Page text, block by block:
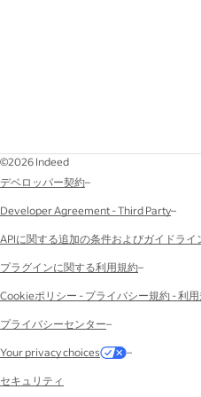
©2026 Indeed
デベロッパー契約–
Developer Agreement - Third Party–
APIに関する追加の条件およびガイドライ
プラグインに関する利用規約–
Cookieポリシー - プライバシー規約 - 利
プライバシーセンター–
Your privacy choices –
セキュリティ